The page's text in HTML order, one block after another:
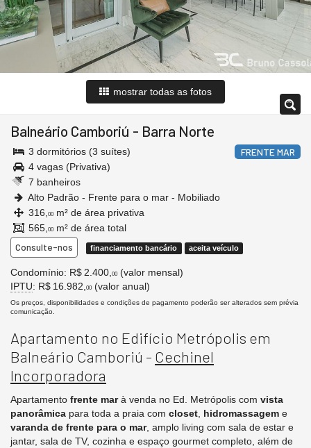
mostrar todas as fotos
Balneário Camboriú - Barra Norte
FRENTE MAR
3 dormitórios (3 suítes)
4 vagas (Privativa)
7 banheiros
Alto Padrão - Frente para o mar - Mobiliado
316, 00 m² de área privativa
565, 00 m² de área total
Consulte-nos financiamento bancário aceita veículo
Condomínio: R$ 2.400, 00 (valor mensal)
IPTU: R$ 16.982, 00 (valor anual)
Os preços, disponibilidades e condições de pagamento poderão ser alterados sem prévia
comunicação.
Apartamento no Edifício Metrópolis em
Balneário Camboriú - Cechinel
Incorporadora
Apartamento frente marà venda no Ed. Metrópolis com vista
panorâmica para toda a praia com closet, hidromassagem e
varanda de frente para o mar, amplo living com sala de estar e
jantar, sala de TV, cozinha e espaço gourmet completo, além de